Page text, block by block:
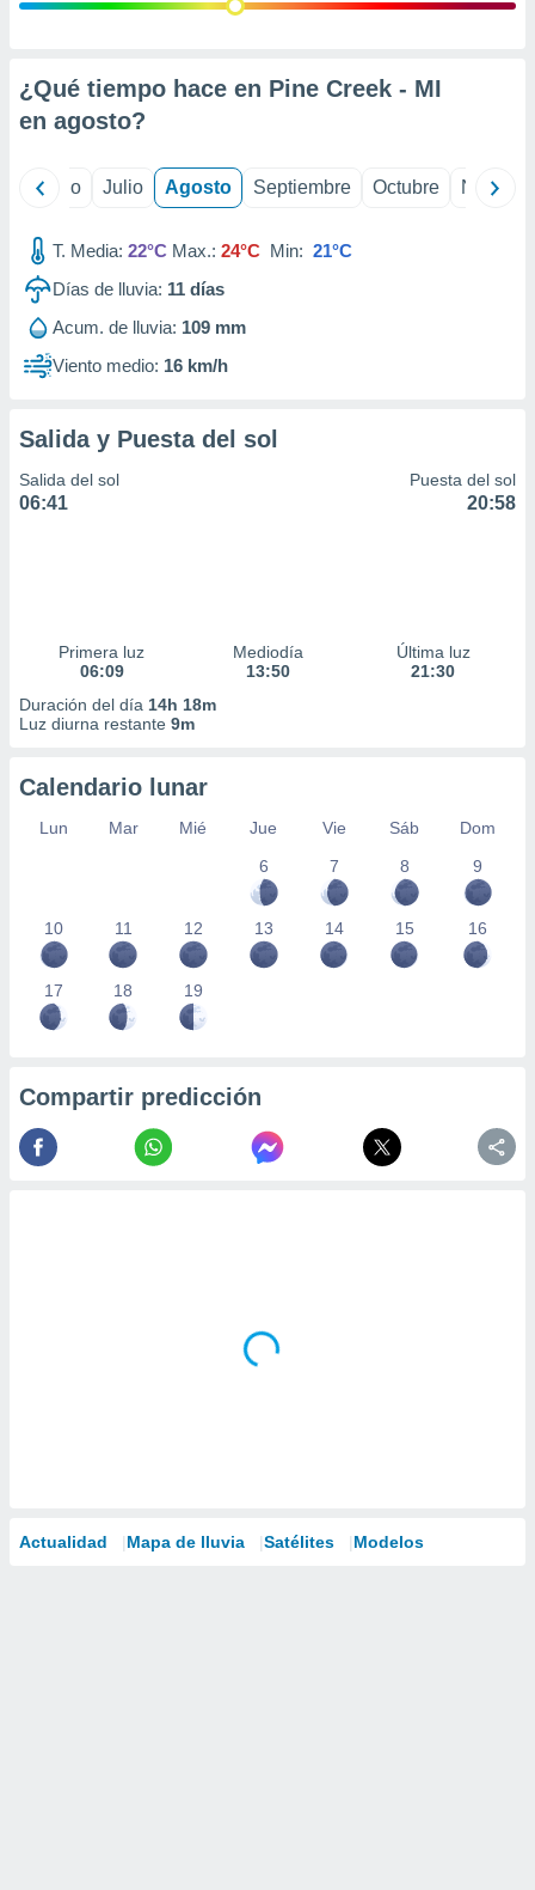
e
mediante
de
1199
¿Qué tiempo hace en Pine Creek - MI
en agosto?
Junio Julio Agosto Septiembre Octubre
T. Media: 22°C Max.: 24°C Min: 21°C
Días de lluvia: 11 días
Acum. de lluvia: 109 mm
Viento medio: 16 km/h
Salida y Puesta del sol
Salida del sol
06:41
Puesta del sol
20:58
Primera luz
06:09
Mediodía
13:50
Última luz
21:30
Duración del día 14h 18m
Luz diurna restante 9m
Calendario lunar
Lun Mar Mié Jue Vie Sáb
Dom
6
7 8 9
10 11 12 13 14 15 16
17 18 19
Compartir predicción
Actualidad Mapa de lluvia Satélites Modelos